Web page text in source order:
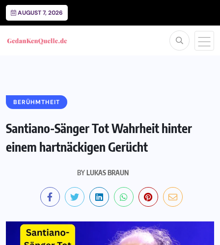
AUGUST 7, 2026
BERÜHMTHEIT
Santiano-Sänger Tot Wahrheit hinter
einem hartnäckigen Gerücht
BYLUKAS BRAUN